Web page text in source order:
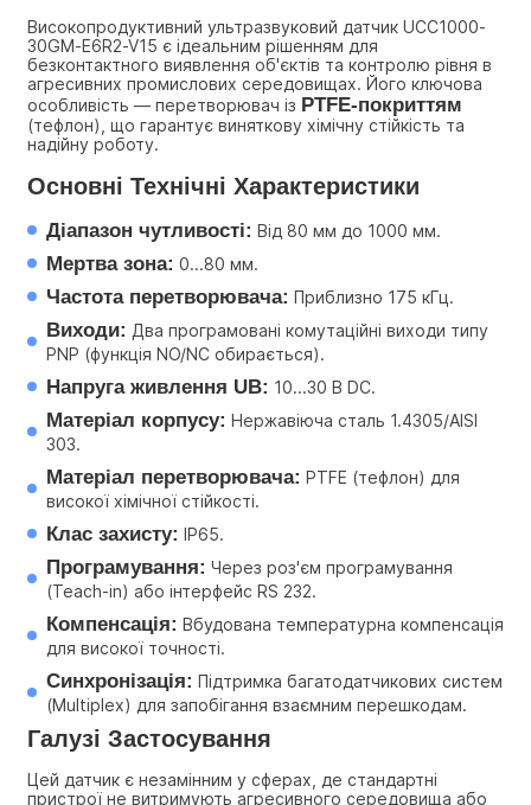
Високопродуктивний ультразвуковий датчик UCC1000-
30GM-E6R2-V15 є ідеальним рішенням для
безконтактного виявлення об'єктів та контролю рівня в
агресивних промислових середовищах. Його ключова
особливість — перетворювач із PTFE-покриттям
(тефлон), що гарантує виняткову хімічну стійкість та
надійну роботу.
Основні Технічні Характеристики
Діапазон чутливості: Від 80 мм до 1000 мм.
Мертва зона: 0...80 мм.
Частота перетворювача: Приблизно 175 кГц.
Виходи: Два програмовані комутаційні виходи типу
PNP (функція NO/NC обирається).
Напруга живлення UB: 10...30 В DC.
Матеріал корпусу: Нержавіюча сталь 1.4305/AISI
303.
Матеріал перетворювача: PTFE (тефлон) для
високої хімічної стійкості.
Клас захисту: IP65.
Програмування: Через роз'єм програмування
(Teach-in) або інтерфейс RS 232.
Компенсація: Вбудована температурна компенсація
для високої точності.
Синхронізація: Підтримка багатодатчикових систем
(Multiplex) для запобігання взаємним перешкодам.
Галузі Застосування
Цей датчик є незамінним у сферах, де стандартні
пристрої не витримують агресивного середовища або